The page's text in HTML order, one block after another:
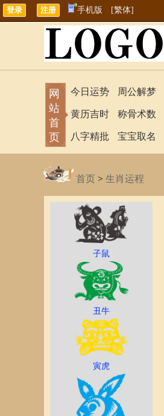
手机版 [繁体]
网
站
首
页
今日运势
黄历吉时
八字精批
周公解梦
称骨术数
宝宝取名
首页 > 生肖运程
子鼠
丑牛
寅虎